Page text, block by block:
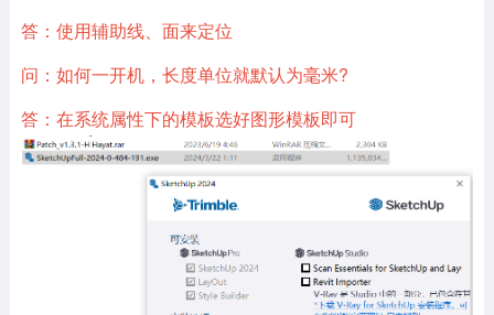
答：使用辅助线、面来定位
问：如何一开机，长度单位就默认为毫米?
答：在系统属性下的模板选好图形模板即可